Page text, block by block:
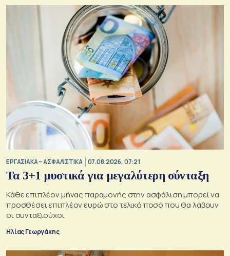
ΕΡΓΑΣΙΑΚΑ – ΑΣΦΑΛΙΣΤΙΚΑ 07.08.2026, 07:21
Τα 3+1 μυστικά για μεγαλύτερη σύνταξη
Κάθε επιπλέον μήνας παραμονής στην ασφάλιση μπορεί να
προσθέσει επιπλέον ευρώ στο τελικό ποσό που θα λάβουν
οι συνταξιούχοι
Ηλίας Γεωργάκης